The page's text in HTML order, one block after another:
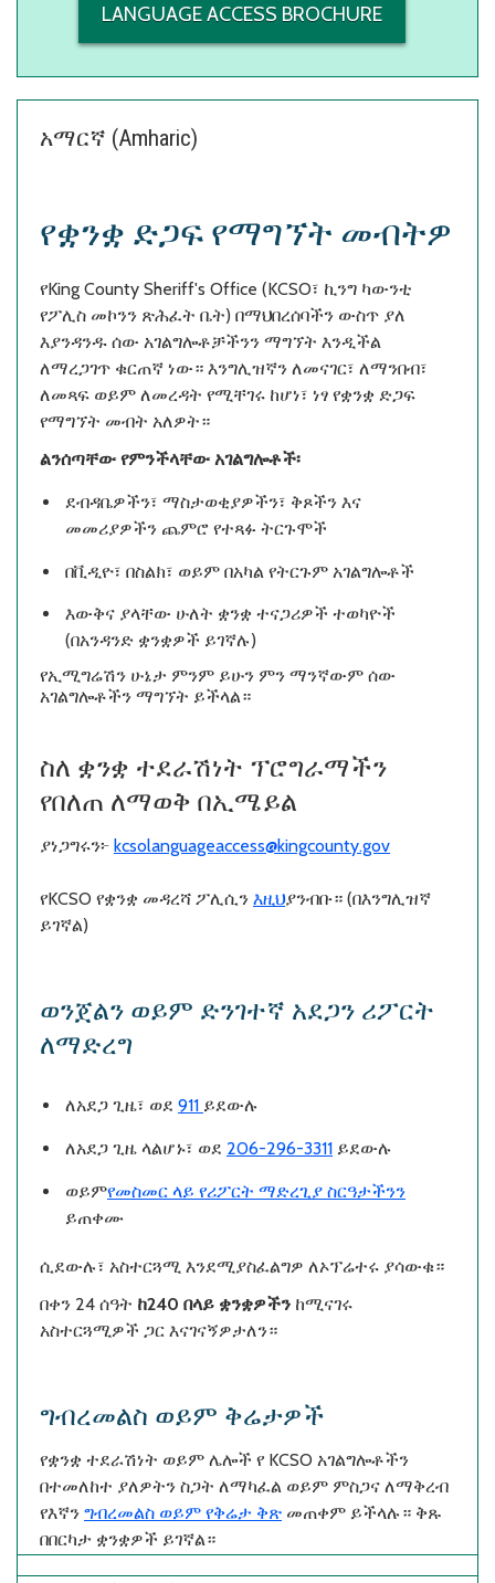
LANGUAGE ACCESS BROCHURE
አማርኛ (Amharic)
የቋንቋ ድጋፍ የማግኘት መብትዎ
የKing County Sheriff's Office (KCSO፣ ኪንግ ካውንቲ
የፖሊስ መኮንን ጽሕፈት ቤት) በማህበረሰባችን ውስጥ ያለ
እያንዳንዱ ሰው አገልግሎቶቻችንን ማግኘት እንዲችል
ለማረጋገጥ ቁርጠኛ ነው። እንግሊዝኛን ለመናገር፣ ለማንበብ፣
ለመጻፍ ወይም ለመረዳት የሚቸገሩ ከሆነ፣ ነፃ የቋንቋ ድጋፍ
የማግኘት መብት አለዎት።
ልንሰጣቸው የምንችላቸው አገልግሎቶች፡
ደብዳቤዎችን፣ ማስታወቂያዎችን፣ ቅጾችን እና
መመሪያዎችን ጨምሮ የተጻፉ ትርጉሞች
በቪዲዮ፣ በስልክ፣ ወይም በአካል የትርጉም አገልግሎቶች
እውቅና ያላቸው ሁለት ቋንቋ ተናጋሪዎች ተወካዮች
(በአንዳንድ ቋንቋዎች ይገኛሉ)
የኢሚግሬሽን ሁኔታ ምንም ይሁን ምን ማንኛውም ሰው
አገልግሎቶችን ማግኘት ይችላል።
ስለ ቋንቋ ተደራሽነት ፕሮግራማችን
የበለጠ ለማወቅ በኢሜይል
ያነጋግሩን፦ kcsolanguageaccess@kingcounty.gov
የKCSO የቋንቋ መዳረሻ ፖሊሲን እዚህያንብቡ። (በእንግሊዝኛ
ይገኛል)
ወንጀልን ወይም ድንገተኛ አደጋን ሪፖርት
ለማድረግ
ለአደጋ ጊዜ፣ ወደ 911 ይደውሉ
ለአደጋ ጊዜ ላልሆኑ፣ ወደ 206-296-3311 ይደውሉ
ወይምየመስመር ላይ የሪፖርት ማድረጊያ ስርዓታችንን
ይጠቀሙ
ሲደውሉ፣ አስተርጓሚ እንደሚያስፈልግዎ ለኦፕሬተሩ ያሳውቁ።
በቀን 24 ሰዓት ከ240 በላይ ቋንቋዎችን ከሚናገሩ
አስተርጓሚዎች ጋር እናገናኝዎታለን።
ግብረመልስ ወይም ቅሬታዎች
የቋንቋ ተደራሽነት ወይም ሌሎች የ KCSO አገልግሎቶችን
በተመለከተ ያለዎትን ስጋት ለማካፈል ወይም ምስጋና ለማቅረብ
የእኛን ግብረመልስ ወይም የቅሬታ ቅጽ መጠቀም ይችላሉ። ቅጹ
በበርካታ ቋንቋዎች ይገኛል።